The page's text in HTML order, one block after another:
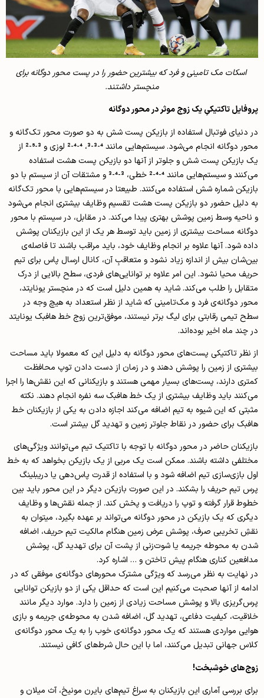
اسکات مک تامینی و فرد که بیشترین حضور را در پست محور دوگانه برای
منچستر داشتند.
پروفایل تاکتیکیِ یک زوج موثر در محور دوگانه
در دنیای فوتبال استفاده از بازیکن پست شش به دو صورت محور تک‌گانه و
محور دوگانه انجام می‌شود. سیستم‌هایی مانند 4-3-3، 4-4-2 لوزی و 3-5-2 از
یک بازیکن پست شش و جلوتر از آنها دو بازیکن پست هشت استفاده
می‌کنند و سیستم‌هایی مانند 4-4-2 خطی، 3-4-3 و مشتقات آن از سیستم با دو
بازیکن شماره شش استفاده می‌کنند. طبیعتا در سیستم‌هایی با محور تک‌گانه
به دلیل حضور دو بازیکن پست هشت تقسیم وظایف بیشتری انجام می‌شود
و ناحیه وسط زمین پوشش بهتری پیدا می‌کند. در مقابل، در سیستم با محور
دوگانه مساحت بیشتری از زمین باید توسط هر یک از این بازیکنان پوشش
داده شود. آنها علاوه بر انجام وظایف خود، باید مراقب باشند تا فاصله‌ی
بین‌شان بیش از اندازه زیاد نشود و متعاقبِ آن، کانال ارسال پاس برای تیم
حریف محیا نشود. این امر علاوه بر توانایی‌های فردی، سطح بالایی از درک
متقابل را طلب می‌کند. شاید به همین دلیل است که در منچستر یونایتد،
محور دوگانه‌ی فرد و مک‌تامینی که شاید از نظر استعداد به هیچ وجه در
سطح تیمی رقابتی برای لیگ برتر نیستند، موفق‌ترین زوج خط هافبک یونایتد
در چند ماه اخیر بوده‌اند.
از نظر تاکتیکی پست‌های محور دوگانه به دلیل این که معمولا باید مساحت
بیشتری از زمین را پوشش دهند و در زمان از دست دادن توپ محافظت
کمتری دارند، پست‌های بسیار مهمی هستند و بازیکنانی که این نقش‌ها را اجرا
می‌کنند باید وظایف بیشتری از یک خط هافبک سه نفره انجام دهند. نکته
مثبتی که این شیوه به تیم اضافه می‌کند اجازه دادن به یکی از بازیکنان خط
هافبک برای حضور در نقاط جلوتر زمین و تهدید گل بیشتر است.
بازیکنان حاضر در محور دوگانه با توجه با تاکتیک تیم می‌توانند ویژگی‌های
مختلفی داشته باشند. ممکن است یک مربی از یک بازیکن بخواهد که به خط
اول بازی‌سازی تیم اضافه شود و با استفاده از قدرت پاس‌دهی یا دریبلینگ
پرس تیم حریف را بشکند. در این صورت بازیکن دیگر در این محور باید بین
خطوط قرار گرفته و توپ را دریافت و پخش کند. از جمله نقش‌‌ها و وظایف
دیگری که یک بازیکن در محور دوگانه می‌تواند بر عهده بگیرد، میتوان به
نقشِ تخریبی صرف، پوشش عرض زمین هنگام مالکیت تیم حریف، اضافه
شدن به محوطه جریمه یا شوت‌زنی از پشت آن برای تهدید گل، پوشش
مدافعین کناری هنگام پیش تاختن و … اشاره کرد.
در نهایت به نظر می‌رسد که ویژگی مشترک محورهای دوگانه‌ی موفقی که در
ادامه از آنها صحبت می‌کنیم این است که حداقل یکی از دو بازیکن توانایی
پرس‌گریزی بالا و پوشش مساحت زیادی از زمین را دارد. موارد دیگر مانند
خلاقیت، کیفیت دفاعی، تهدید گل، اضافه شدن به محوطه‌ی جریمه و بازی
هوایی مواردی هستند که یک محور دوگانه‌ی خوب را به یک محور دوگانه‌ی
کلاس جهانی تبدیل می‌کنند، اما با این حال شرط‌های کافی نیستند.
زوج‌های خوشبخت!
برای بررسی آماری این بازیکنان به سراغ تیم‌های بایرن مونیخ، آث میلان و